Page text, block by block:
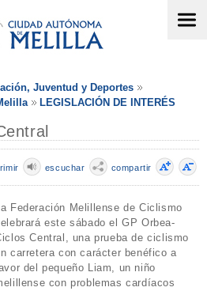
Juventud y Deportes
LEGISLACIÓN DE INTERÉS
compartir
escuchar
Federación Melillense de Ciclismo
este sábado el GP Orbea-
Central, una prueba de ciclismo
carretera con carácter benéfico a
del pequeño Liam, un niño
con problemas cardíacos